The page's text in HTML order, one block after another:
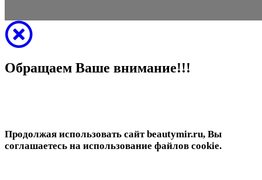
Обращаем Ваше внимание!!!
Продолжая использовать сайт beautymir.ru, Вы
соглашаетесь на использование файлов cookie.